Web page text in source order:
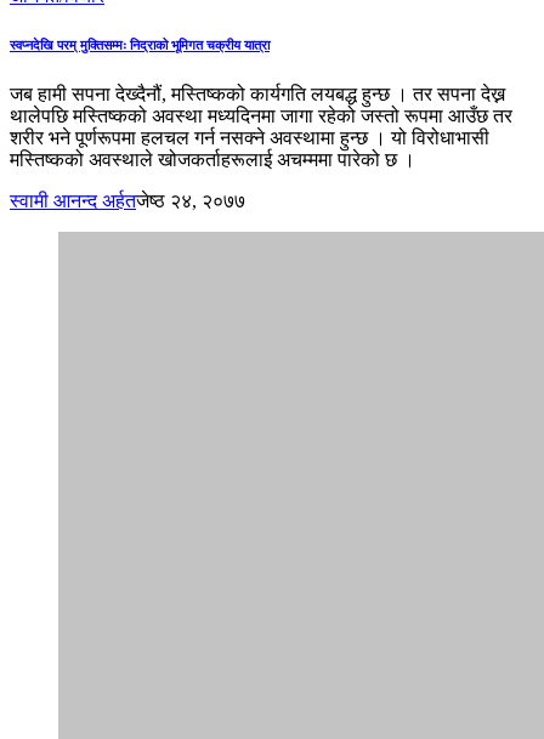
स्वप्नदेखि परम् मुक्तिसम्मः निद्राको भूमिगत चक्रीय यात्रा
जब हामी सपना देख्दैनौं, मस्तिष्कको कार्यगति लयबद्ध हुन्छ । तर सपना देख्न
थालेपछि मस्तिष्कको अवस्था मध्यदिनमा जागा रहेको जस्तो रूपमा आउँछ तर
शरीर भने पूर्णरूपमा हलचल गर्न नसक्ने अवस्थामा हुन्छ । यो विरोधाभासी
मस्तिष्कको अवस्थाले खोजकर्ताहरूलाई अचम्ममा पारेको छ ।
स्वामी आनन्द अर्हतजेष्ठ २४, २०७७